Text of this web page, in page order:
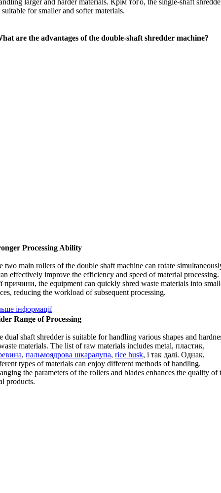
suitable for smaller and softer materials.
are the advantages of the double-shaft shredder machine?
Processing Ability
two main rollers of the double shaft machine can rotate
effectively improve the efficiency and speed of material processing.
причини,the equipment can quickly shred waste materials into
,reducing the workload of subsequent processing.
інформації
Range of Processing
dual shaft shredder is suitable for handling various shapes and
materials.The list of raw materials includes metal, пластик,
,пальмоядрова шкаралупа,rice husk, і так далі. Однак,
types of materials can enjoy different methods of handling.
the parameters of the rollers and blades enhances the quality of
products.